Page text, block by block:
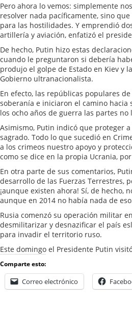
Pero ahora lo vemos: simplemente
resolver nada pacíficamente, sino
para las hostilidades. Y emprendió
artillería y aviación, enfatizó el
De hecho, Putin hizo estas
cuando le preguntaron si debería
produjo el golpe de Estado en Kiev y
Gobierno ultranacionalista.
En efecto, las repúblicas populares
soberanía e iniciaron el camino hacia
los ocho años de guerra las partes
Asimismo, Putin indicó que proteger
sagrado. Todo lo que sucedió en
a los crimeos nuestro apoyo y
como se dice en la propia Ucrania,
En otra parte de sus comentarios,
desarrollo de las Fuerzas Terrestres,
¡aunque existen ahora! Sí, de hecho,
aunque en 2014 no había nada de
Rusia comenzó su operación militar
desmilitarizar y desnazificar el país
para invadir el territorio ruso.
Este domingo el Presidente Putin
Comparte esto:
Correo electrónico